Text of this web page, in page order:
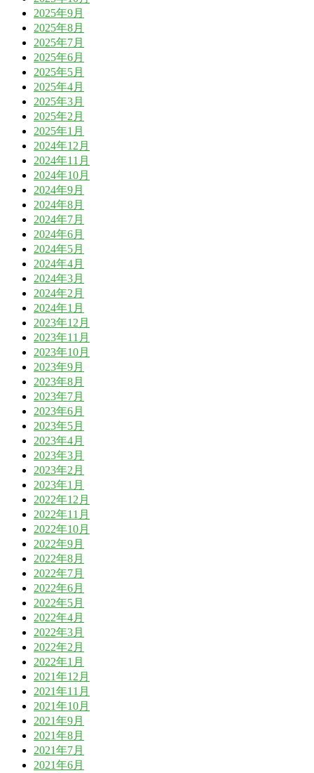
2025年9月
2025年8月
2025年7月
2025年6月
2025年5月
2025年4月
2025年3月
2025年2月
2025年1月
2024年12月
2024年11月
2024年10月
2024年9月
2024年8月
2024年7月
2024年6月
2024年5月
2024年4月
2024年3月
2024年2月
2024年1月
2023年12月
2023年11月
2023年10月
2023年9月
2023年8月
2023年7月
2023年6月
2023年5月
2023年4月
2023年3月
2023年2月
2023年1月
2022年12月
2022年11月
2022年10月
2022年9月
2022年8月
2022年7月
2022年6月
2022年5月
2022年4月
2022年3月
2022年2月
2022年1月
2021年12月
2021年11月
2021年10月
2021年9月
2021年8月
2021年7月
2021年6月